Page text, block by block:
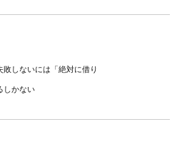
敗しないには「絶対に借り
しかない